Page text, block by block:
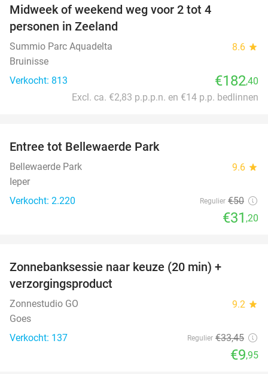
Midweek of weekend weg voor 2 tot 4
personen in Zeeland
Summio Parc Aquadelta 8.6 star
Bruinisse
Verkocht: 813
€182,40
Excl. ca. €2,83 p.p.p.n. en €14 p.p. bedlinnen
Entree tot Bellewaerde Park
Bellewaerde Park 9.6 star
Ieper
Verkocht: 2.220
Regulier €50
€31 ,20
Zonnebanksessie naar keuze (20 min) +
verzorgingsproduct
Zonnestudio GO 9.2 star
Goes
Verkocht: 137
Regulier €33,45
€9,95